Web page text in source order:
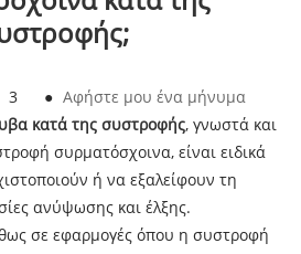
3 ● Αφήστε μου ένα μήνυμα
κατά της συστροφής, γνωστά και
συρματόσχοινα, είναι ειδικά
ή να εξαλείφουν τη
ανύψωσης και έλξης.
σε εφαρμογές όπου η συστροφή